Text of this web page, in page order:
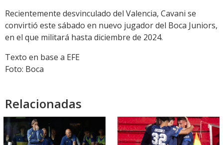
Recientemente desvinculado del Valencia, Cavani se
convirtió este sábado en nuevo jugador del Boca Juniors,
en el que militará hasta diciembre de 2024.
Texto en base a EFE
Foto: Boca
Relacionadas